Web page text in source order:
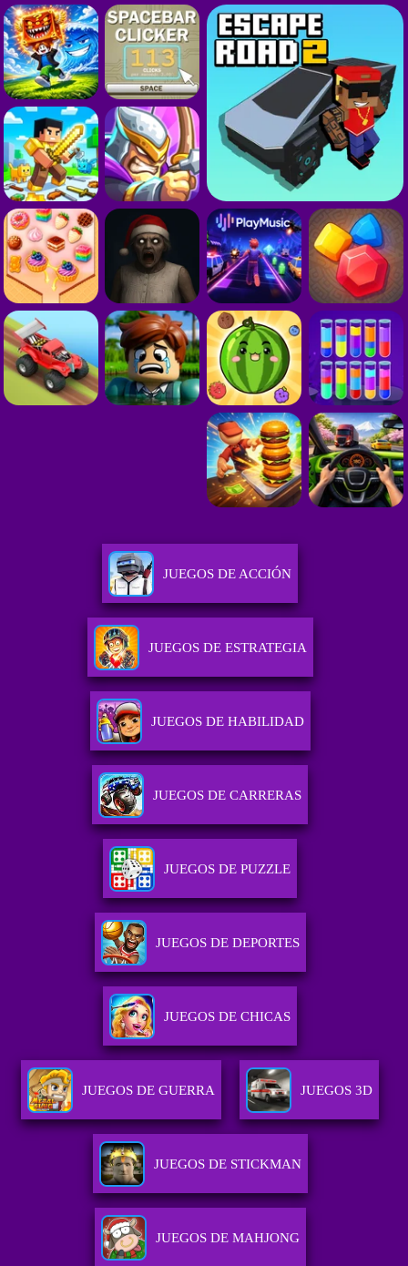
JUEGOS DE ACCIÓN
JUEGOS DE ESTRATEGIA
JUEGOS DE HABILIDAD
JUEGOS DE CARRERAS
JUEGOS DE PUZZLE
JUEGOS DE DEPORTES
JUEGOS DE CHICAS
JUEGOS DE GUERRA JUEGOS 3D
JUEGOS DE STICKMAN
JUEGOS DE MAHJONG